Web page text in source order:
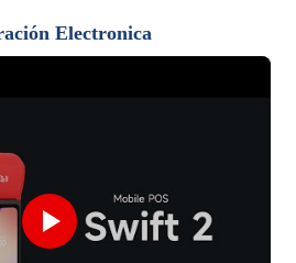
Electronica